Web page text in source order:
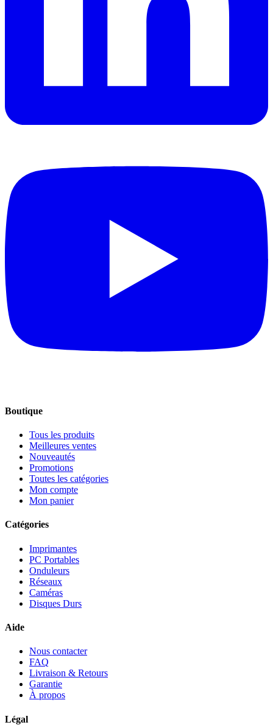
Boutique
Tous les produits
Meilleures ventes
Nouveautés
Promotions
Toutes les catégories
Mon compte
Mon panier
Catégories
Imprimantes
PC Portables
Onduleurs
Réseaux
Caméras
Disques Durs
Aide
Nous contacter
FAQ
Livraison & Retours
Garantie
À propos
Légal